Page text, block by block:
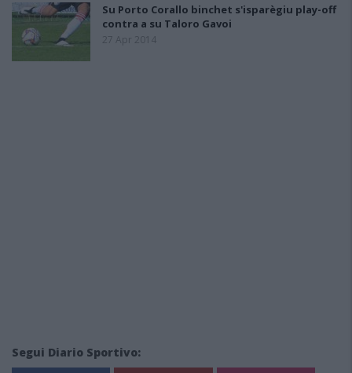
Su Porto Corallo binchet s'isparègiu play-off
contra a su Taloro Gavoi
27 Apr 2014
Segui Diario Sportivo: